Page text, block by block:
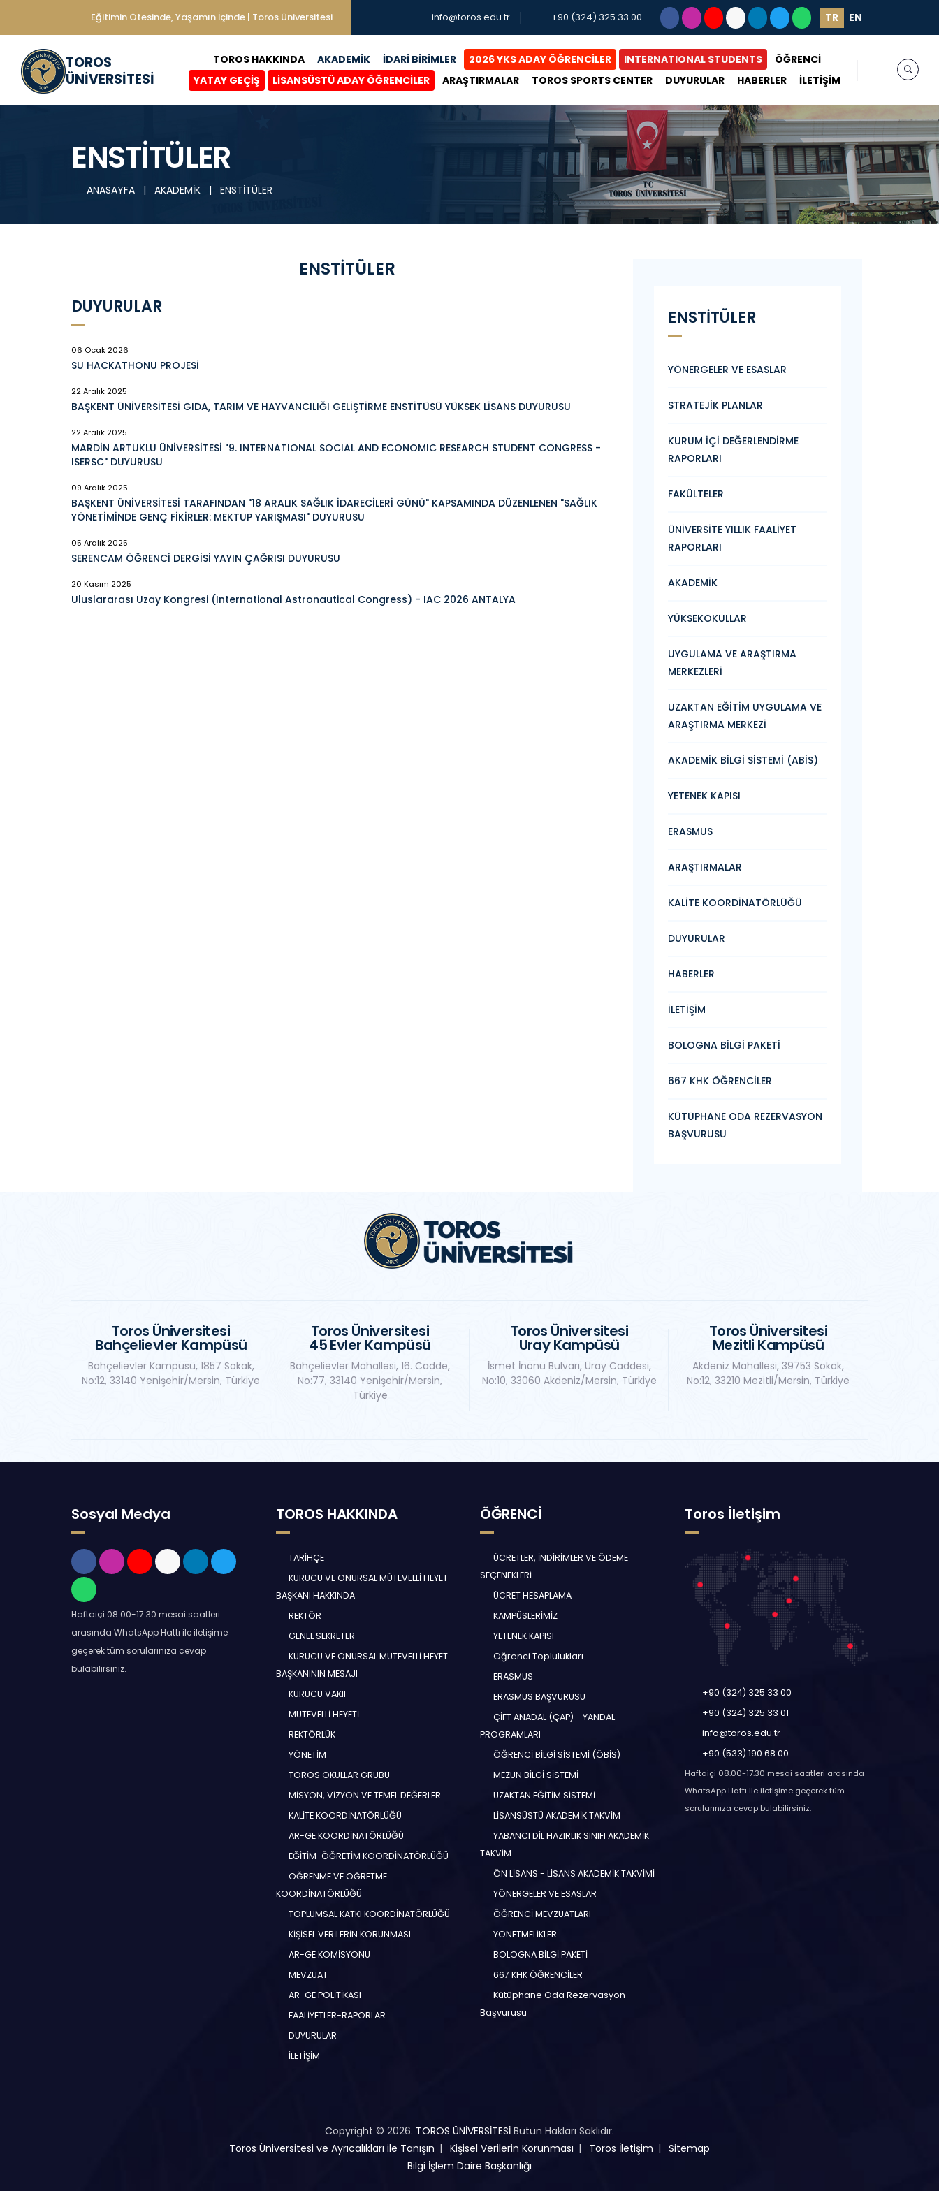
Eğitimin Ötesinde, Yaşamın İçinde | Toros Üniversitesi info@toros.edu.tr +90 (324) 325 33 00 TR EN
TOROS
ÜNİVERSİTESİ
TOROS HAKKINDA AKADEMİK İDARİ BİRİMLER 2026 YKS ADAY ÖĞRENCİLER INTERNATIONAL STUDENTS
ÖĞRENCİ
YATAY GEÇİŞ
LİSANSÜSTÜ ADAY ÖĞRENCİLER ARAŞTIRMALAR TOROS SPORTS CENTER DUYURULAR HABERLER İLETİŞİM
ENSTİTÜLER
ANASAYFA | AKADEMİK | ENSTİTÜLER
ENSTİTÜLER
DUYURULAR
06 Ocak 2026
SU HACKATHONU PROJESİ
22 Aralık 2025
BAŞKENT ÜNİVERSİTESİ GIDA, TARIM VE HAYVANCILIĞI GELİŞTİRME ENSTİTÜSÜ YÜKSEK LİSANS DUYURUSU
22 Aralık 2025
MARDİN ARTUKLU ÜNİVERSİTESİ "9. INTERNATIONAL SOCIAL AND ECONOMIC RESEARCH STUDENT CONGRESS -
ISERSC" DUYURUSU
09 Aralık 2025
BAŞKENT ÜNİVERSİTESİ TARAFINDAN "18 ARALIK SAĞLIK İDARECİLERİ GÜNÜ" KAPSAMINDA DÜZENLENEN "SAĞLIK
YÖNETİMİNDE GENÇ FİKİRLER: MEKTUP YARIŞMASI" DUYURUSU
05 Aralık 2025
SERENCAM ÖĞRENCİ DERGİSİ YAYIN ÇAĞRISI DUYURUSU
20 Kasım 2025
Uluslararası Uzay Kongresi (International Astronautical Congress) - IAC 2026 ANTALYA
ENSTİTÜLER
YÖNERGELER VE ESASLAR
STRATEJİK PLANLAR
KURUM İÇİ DEĞERLENDİRME
RAPORLARI
FAKÜLTELER
ÜNİVERSİTE YILLIK FAALİYET
RAPORLARI
AKADEMİK
YÜKSEKOKULLAR
UYGULAMA VE ARAŞTIRMA
MERKEZLERİ
UZAKTAN EĞİTİM UYGULAMA VE
ARAŞTIRMA MERKEZİ
AKADEMİK BİLGİ SİSTEMİ (ABİS)
YETENEK KAPISI
ERASMUS
ARAŞTIRMALAR
KALİTE KOORDİNATÖRLÜĞÜ
DUYURULAR
HABERLER
İLETİŞİM
BOLOGNA BİLGİ PAKETİ
667 KHK ÖĞRENCİLER
KÜTÜPHANE ODA REZERVASYON
BAŞVURUSU
Toros Üniversitesi
Bahçelievler Kampüsü
Bahçelievler Kampüsü, 1857 Sokak,
No:12, 33140 Yenişehir/Mersin, Türkiye
Toros Üniversitesi
45 Evler Kampüsü
Bahçelievler Mahallesi, 16. Cadde,
No:77, 33140 Yenişehir/Mersin,
Türkiye
Toros Üniversitesi
Uray Kampüsü
İsmet İnönü Bulvarı, Uray Caddesi,
No:10, 33060 Akdeniz/Mersin, Türkiye
Toros Üniversitesi
Mezitli Kampüsü
Akdeniz Mahallesi, 39753 Sokak,
No:12, 33210 Mezitli/Mersin, Türkiye
Sosyal Medya
Haftaiçi 08.00-17.30 mesai saatleri
arasında WhatsApp Hattı ile iletişime
geçerek tüm sorularınıza cevap
bulabilirsiniz.
TOROS HAKKINDA
TARİHÇE
KURUCU VE ONURSAL MÜTEVELLİ HEYET
BAŞKANI HAKKINDA
REKTÖR
GENEL SEKRETER
KURUCU VE ONURSAL MÜTEVELLİ HEYET
BAŞKANININ MESAJI
KURUCU VAKIF
MÜTEVELLİ HEYETİ
REKTÖRLÜK
YÖNETİM
TOROS OKULLAR GRUBU
MİSYON, VİZYON VE TEMEL DEĞERLER
KALİTE KOORDİNATÖRLÜĞÜ
AR-GE KOORDİNATÖRLÜĞÜ
EĞİTİM-ÖĞRETİM KOORDİNATÖRLÜĞÜ
ÖĞRENME VE ÖĞRETME
KOORDİNATÖRLÜĞÜ
TOPLUMSAL KATKI KOORDİNATÖRLÜĞÜ
KİŞİSEL VERİLERİN KORUNMASI
AR-GE KOMİSYONU
MEVZUAT
AR-GE POLİTİKASI
FAALİYETLER-RAPORLAR
DUYURULAR
İLETİŞİM
ÖĞRENCİ
ÜCRETLER, İNDİRİMLER VE ÖDEME
SEÇENEKLERİ
ÜCRET HESAPLAMA
KAMPÜSLERİMİZ
YETENEK KAPISI
Öğrenci Toplulukları
ERASMUS
ERASMUS BAŞVURUSU
ÇİFT ANADAL (ÇAP) - YANDAL
PROGRAMLARI
ÖĞRENCİ BİLGİ SİSTEMİ (ÖBİS)
MEZUN BİLGİ SİSTEMİ
UZAKTAN EĞİTİM SİSTEMİ
LİSANSÜSTÜ AKADEMİK TAKVİM
YABANCI DİL HAZIRLIK SINIFI AKADEMİK
TAKVİM
ÖN LİSANS - LİSANS AKADEMİK TAKVİMİ
YÖNERGELER VE ESASLAR
ÖĞRENCİ MEVZUATLARI
YÖNETMELİKLER
BOLOGNA BİLGİ PAKETİ
667 KHK ÖĞRENCİLER
Kütüphane Oda Rezervasyon
Başvurusu
Toros İletişim
+90 (324) 325 33 00
+90 (324) 325 33 01
info@toros.edu.tr
+90 (533) 190 68 00
Haftaiçi 08.00-17.30 mesai saatleri arasında
WhatsApp Hattı ile iletişime geçerek tüm
sorularınıza cevap bulabilirsiniz.
Copyright © 2026. TOROS ÜNİVERSİTESİ Bütün Hakları Saklıdır.
Toros Üniversitesi ve Ayrıcalıkları ile Tanışın
Kişisel Verilerin Korunması Toros İletişim
Sitemap
Bilgi İşlem Daire Başkanlığı